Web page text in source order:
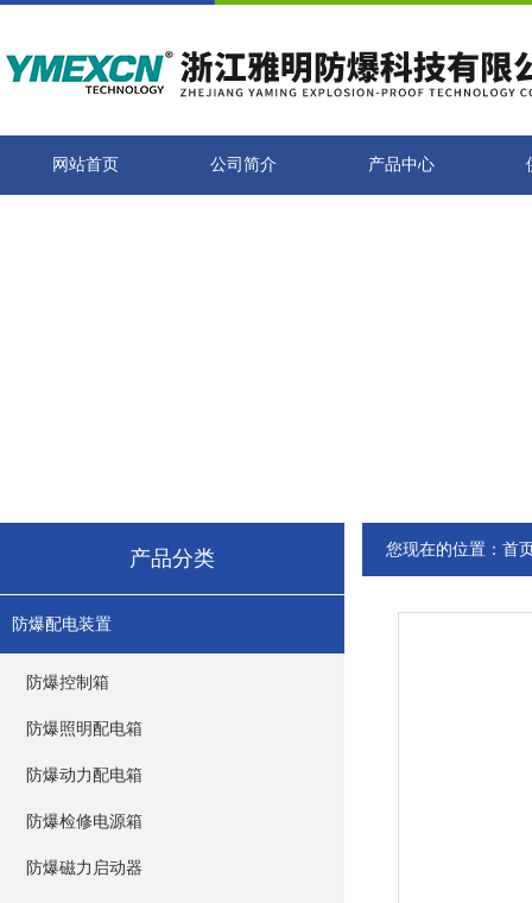
网站首页 公司简介 产品中心
产品分类
防爆配电装置
防爆控制箱
防爆照明配电箱
防爆动力配电箱
防爆检修电源箱
防爆磁力启动器
您现在的位置： 首